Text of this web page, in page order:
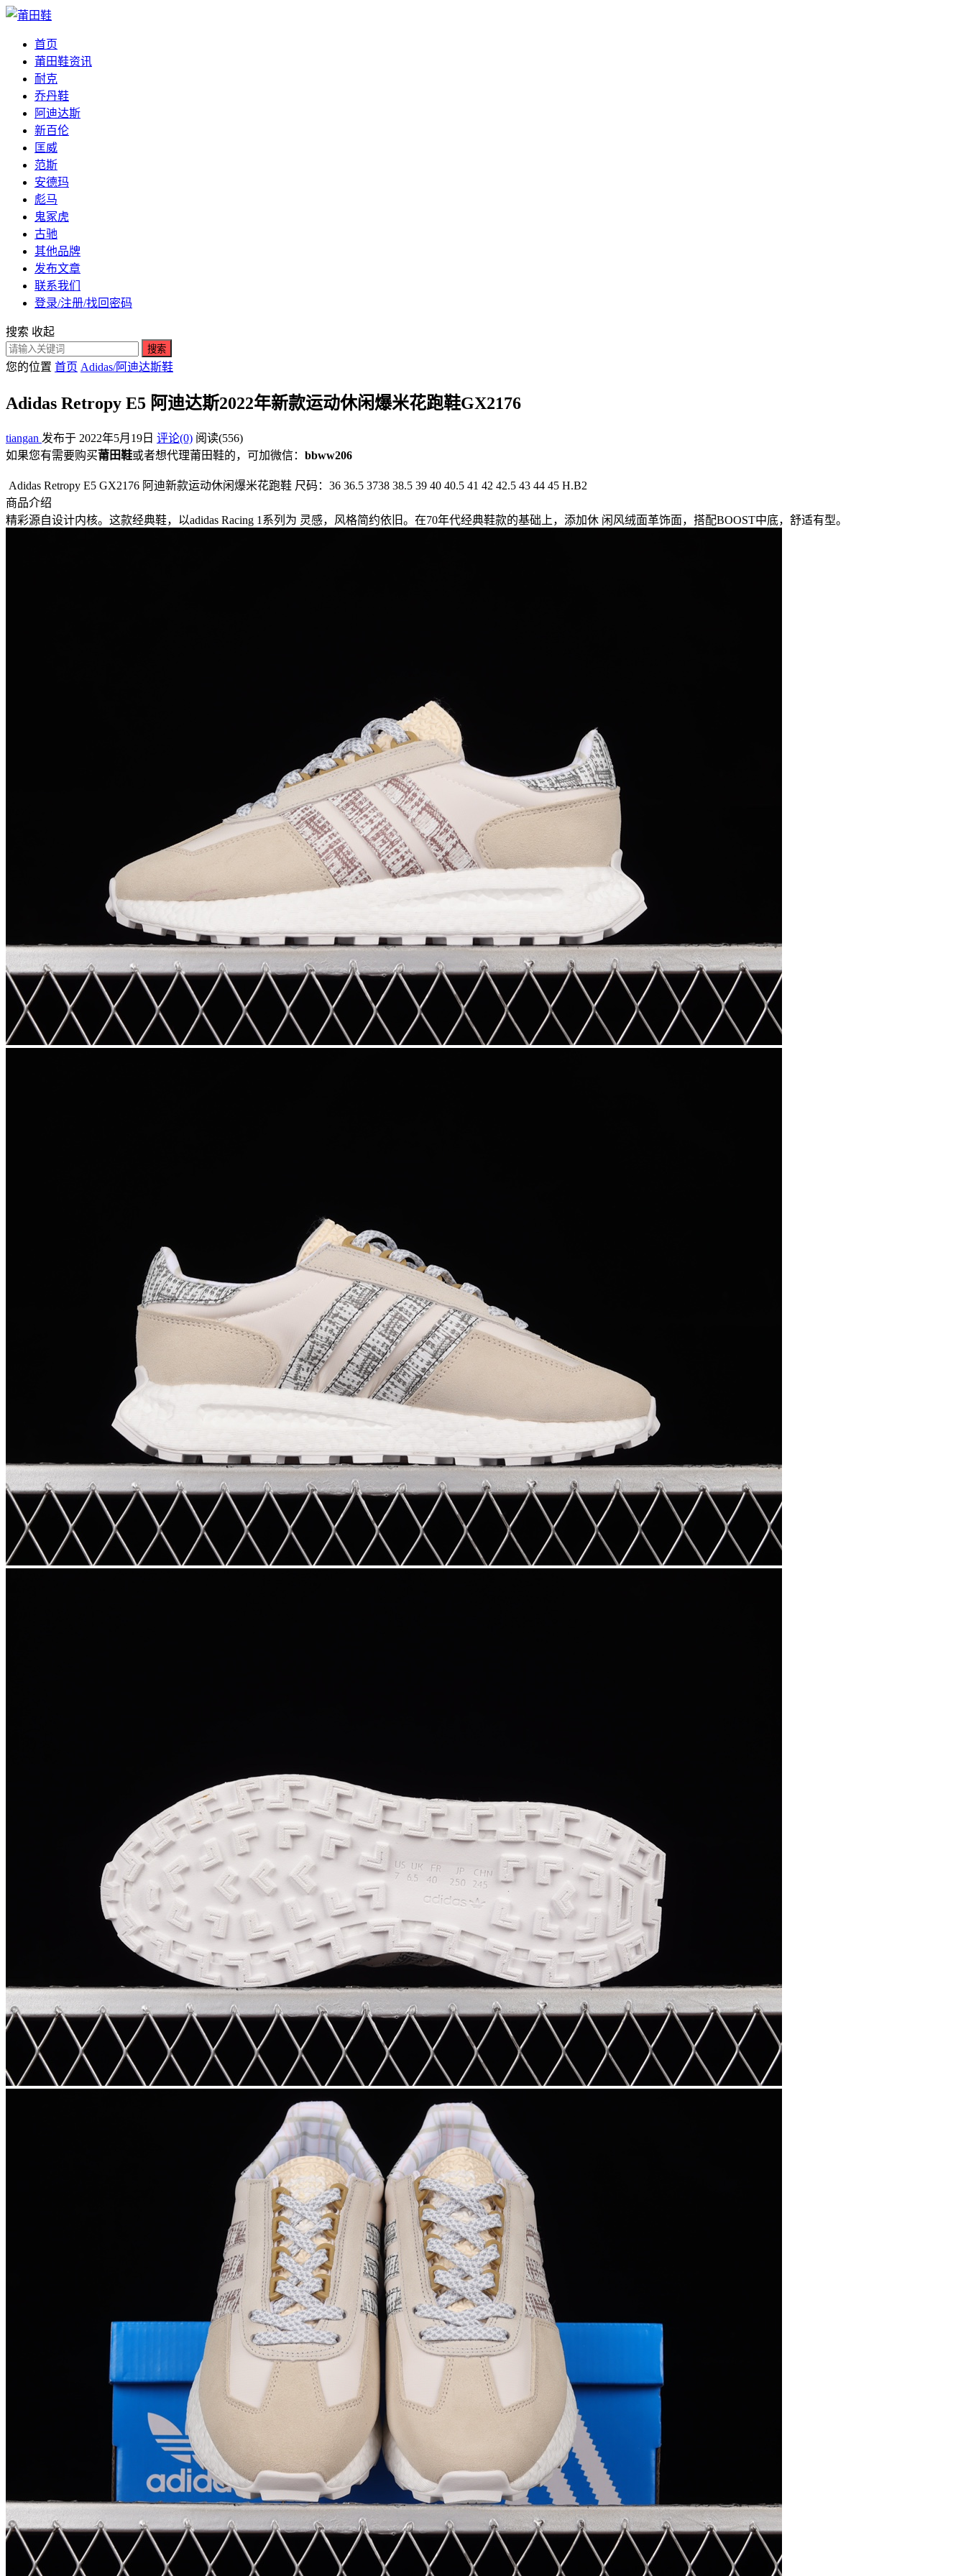
首页
莆田鞋资讯
耐克
乔丹鞋
阿迪达斯
新百伦
匡威
范斯
安德玛
彪马
鬼冢虎
古驰
其他品牌
发布文章
联系我们
登录/注册/找回密码
搜索 收起
搜索
您的位置 首页 Adidas/阿迪达斯鞋
Adidas Retropy E5 阿迪达斯2022年新款运动休闲爆米花跑鞋GX2176
tiangan 发布于 2022年5月19日 评论(0) 阅读(556)
如果您有需要购买莆田鞋或者想代理莆田鞋的，可加微信： bbww206
Adidas Retropy E5 GX2176 阿迪新款运动休闲爆米花跑鞋 尺码：36 36.5 3738 38.5 39 40 40.5 41 42 42.5 43 44 45 H.B2
商品介绍
精彩源自设计内核。这款经典鞋，以adidas Racing 1系列为 灵感，风格简约依旧。在70年代经典鞋款的基础上，添加休 闲风绒面革饰面，搭配BOOST中底，舒适有型。